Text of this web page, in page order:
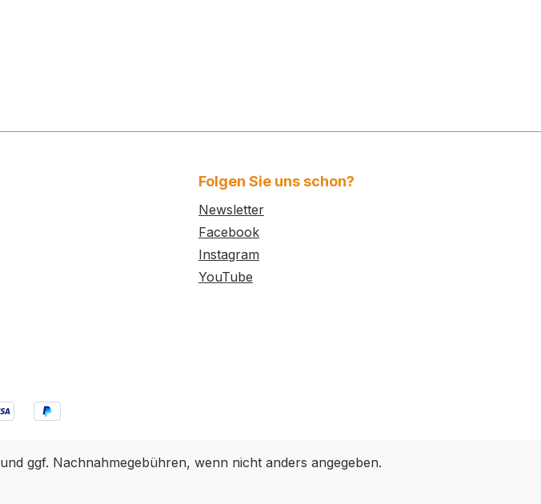
Folgen Sie uns schon?
Newsletter
Facebook
Instagram
YouTube
und ggf. Nachnahmegebühren, wenn nicht anders angegeben.